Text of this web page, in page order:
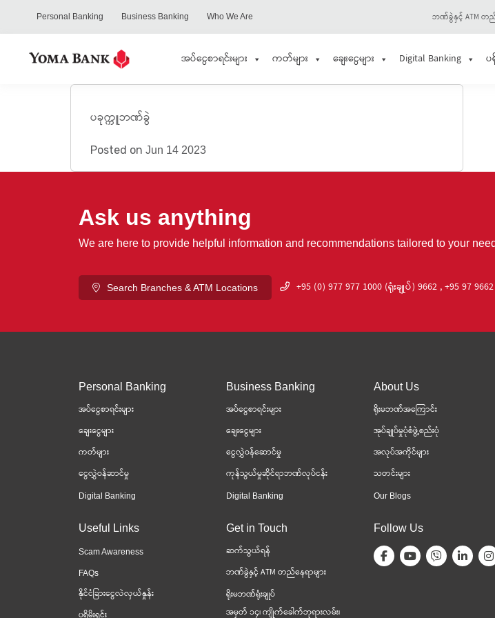
Personal Banking Business Banking Who We Are ဘဏ်ခွဲနှင့် ATM တည်
အပ်ငွေစာရင်းများ ကတ်များ ချေးငွေများ Digital Banking ပ
ပခုက္ကူဘဏ်ခွဲ
Posted on Jun 14 2023
Ask us anything
We are here to provide helpful information and recommendations tailored to your
Search Branches & ATM Locations +95 (0) 977 977 1000 (ရုံးချုပ်) 9662 , +95 97
Personal Banking
အပ်ငွေစာရင်းများ
ချေးငွေများ
ကတ်များ
ငွေလွှဲဝန်ဆာင်မှု
Digital Banking
Business Banking
အပ်ငွေစာရင်းများ
ချေးငွေများ
ငွေလွှဲဝန်ဆောင်မှု
ကုန်သွယ်မှုဆိုင်ရာဘဏ်လုပ်ငန်း
Digital Banking
About Us
ရိုးမဘဏ်အကြောင်း
အုပ်ချုပ်မှုပုံစံဖွဲ့စည်းပုံ
အလုပ်အကိုင်များ
သတင်းများ
Our Blogs
Useful Links
Scam Awareness
FAQs
နိုင်ငံခြားငွေလဲလှယ်နှုန်း
Get in Touch
ဆက်သွယ်ရန်
ဘဏ်ခွဲနှင့် ATM တည်နေရာများ
ရိုးမဘဏ်ရုံးချုပ်
အမှတ် ၁၄၊ ကျိုက်ခေါက်ဘုရားလမ်း၊
Follow Us